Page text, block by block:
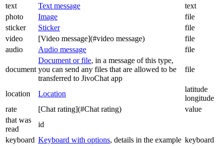
text
Text message
text
photo
Image
file
sticker
Sticker
file
video
[Video message](#video message)
file
audio
Audio message file
document
Document or file, in a message of this type,
you can send any files that are allowed to be
transferred to JivoChat app
file
location Location
latitude
longitude
rate
[Chat rating](#Chat rating)
value
that was
read
id
keyboard Keyboard with options, details in the example keyboard